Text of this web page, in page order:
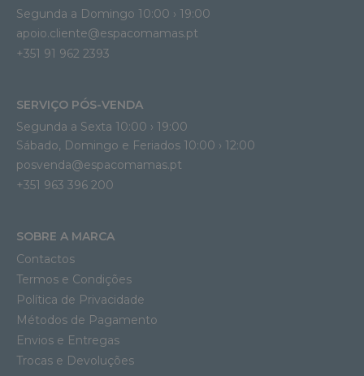
Segunda a Domingo 10:00 › 19:00
apoio.cliente@espacomamas.pt
+351 91 962 2393
SERVIÇO PÓS-VENDA
Segunda a Sexta 10:00 › 19:00
Sábado, Domingo e Feriados 10:00 › 12:00
posvenda@espacomamas.pt
+351 963 396 200
SOBRE A MARCA
Contactos
Termos e Condições
Política de Privacidade
Métodos de Pagamento
Envios e Entregas
Trocas e Devoluções